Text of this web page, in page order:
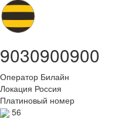
9030900900
Оператор Билайн
Локация Россия
Платиновый номер
56